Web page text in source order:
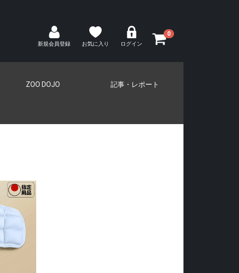
新規会員登録 お気に入り ログイン
0
ZOO DOJO 記事・レポート